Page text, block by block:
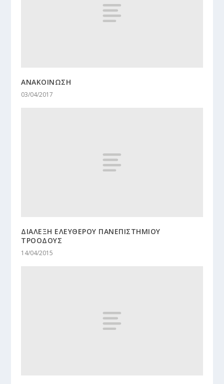
ΑΝΑΚΟΙΝΩΣΗ
03/04/2017
ΔΙΑΛΕΞΗ ΕΛΕΥΘΕΡΟΥ ΠΑΝΕΠΙΣΤΗΜΙΟΥ
ΤΡΟΟΔΟΥΣ
14/04/2015